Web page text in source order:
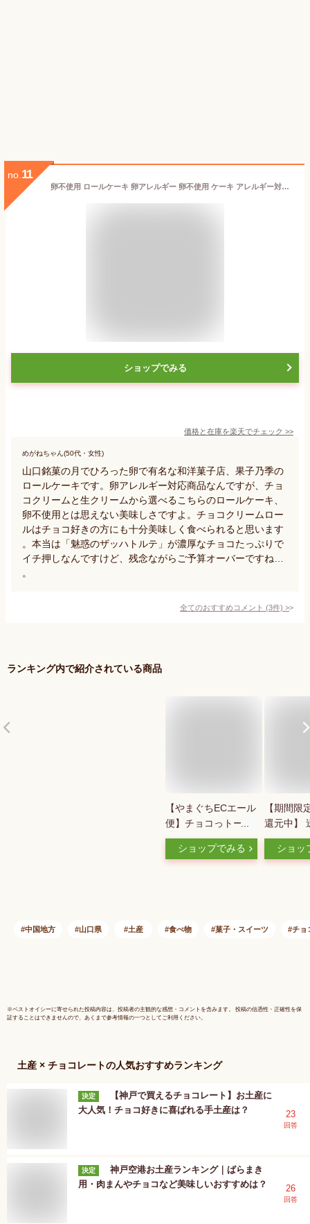
no. 11
卵不使用 ロールケーキ 卵アレルギー 卵不使用 ケーキ アレルギー対応 純白の生ロール チョコレート 冷凍配送 アレルギー対応食品 卵 不使用 生クリーム チョコクリーム 菓子 卵なし アレルギー対応ケーキ Egg Free スイーツ 誕生日 プレゼント 贈り物 ギフト
ショップでみる
価格と在庫を楽天でチェック >>
めがねちゃん(50代・女性)
山口銘菓の月でひろった卵で有名な和洋菓子店、果子乃季の
ロールケーキです。卵アレルギー対応商品なんですが、チョ
コクリームと生クリームから選べるこちらのロールケーキ、
卵不使用とは思えない美味しさですよ。チョコクリームロー
ルはチョコ好きの方にも十分美味しく食べられると思います
。本当は「魅惑のザッハトルテ」が濃厚なチョコたっぷりで
イチ押しなんですけど、残念ながらご予算オーバーですね…
。
全てのおすすめコメント (3件) >
ランキング内で紹介されている商品
【やまぐちECエール
便】チョコっトー 琥
珀糖 チョコレート
国産 山口市 トラフ
菓子 ASMR 茶道 干
ショップでみる
【期間限
還元中】
山口 「ホ
ツ」 ナ
ショッ
中国地方 山口県 土産 食べ物 菓子・スイーツ チョ
※ベストオイシーに寄せられた投稿内容は、投稿者の主観的な感想・コメントを含みます。 投稿の信憑性・正確性を保
証することはできませんので、あくまで参考情報の一つとしてご利用ください。
土産 × チョコレートの人気おすすめランキング
決定
【神戸で買えるチョコレート】お土産に
大人気！チョコ好きに喜ばれる手土産は？
23
回答
決定
神戸空港お土産ランキング｜ばらまき
用・肉まんやチョコなど美味しいおすすめは？
26
回答